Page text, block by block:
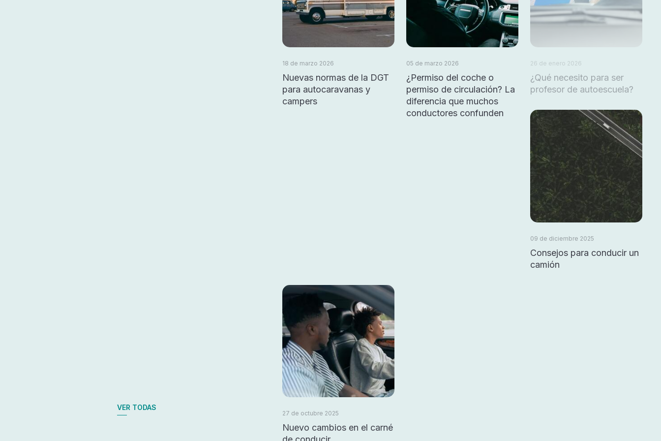
VER TODAS
18 de marzo 2026
Nuevas normas de la DGT
para autocaravanas y
campers
05 de marzo 2026
¿Permiso del coche o
permiso de circulación? La
diferencia que muchos
conductores confunden
26 de enero 2026
¿Qué necesito para ser
profesor de autoescuela?
09 de diciembre 2025
Consejos para conducir un
camión
27 de octubre 2025
Nuevo cambios en el carné